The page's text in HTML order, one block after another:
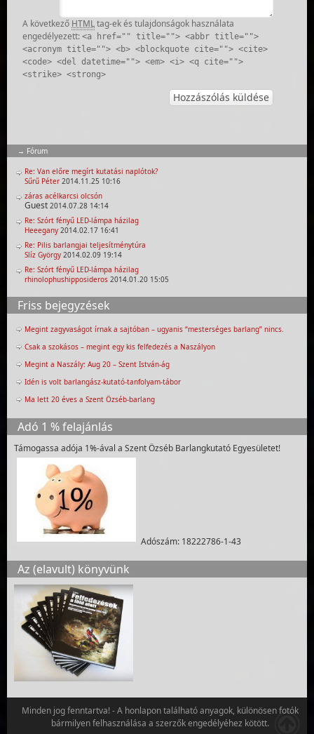
A következő HTMLtag-ek és tulajdonságok használata
engedélyezett: <a href="" title=""> <abbr title="">
<acronym title=""> <b> <blockquote cite=""> <cite>
<code> <del datetime=""> <em> <i> <q cite="">
<strike> <strong>
Fórum
Re: Van előre megírt kutatási naplótok?
Sűrű Péter 2014.11.25 10:16
záras acélkarcsi olcsón
Guest 2014.07.28 14:14
Re: Szórt fényű LED-lámpa házilag
Heeegany 2014.02.17 16:41
Re: Pilis barlangjai teljesítménytúra
Slíz György 2014.02.09 19:14
Re: Szórt fényű LED-lámpa házilag
rhinolophushipposideros 2014.01.20 15:05
Friss bejegyzések
Megint zagyvaságot írnak a sajtóban – ugyanis “mesterséges barlang” nincs.
Csak a szokásos – megint egy kis felfedezés a Naszályon
Megint a Naszály: Aug 20 – Szent István-ág
Idén is volt barlangász-kutató-tanfolyam-tábor
Ma lett 20 éves a Szent Özséb-barlang
Adó 1 % felajánlás
Támogassa adója 1%-ával a Szent Özséb Barlangkutató Egyesületet!
Adószám: 18222786-1-43
Az (elavult) könyvünk
Minden jog fenntartva! - A honlapon található anyagok, különösen fotók
bármilyen felhasználása a szerzők engedélyéhez kötött.